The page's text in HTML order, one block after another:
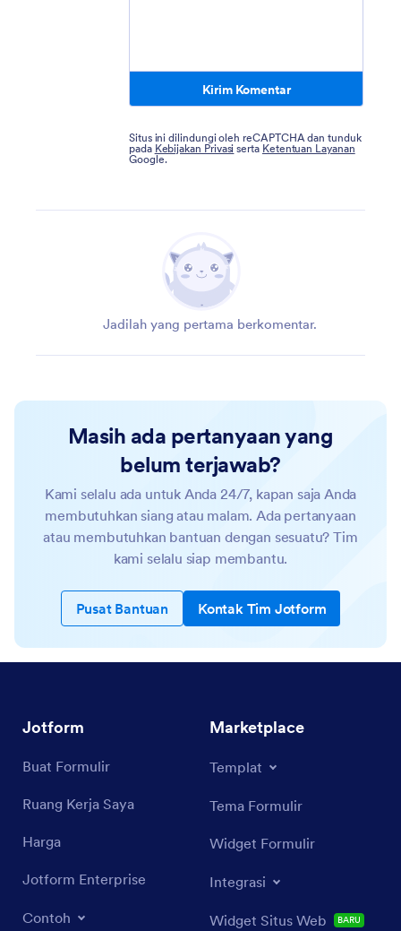
Kirim Komentar
Situs ini dilindungi oleh reCAPTCHA dan tunduk
pada Kebijakan Privasi serta Ketentuan Layanan
Google.
Jadilah yang pertama berkomentar.
Masih ada pertanyaan yang
belum terjawab?
Kami selalu ada untuk Anda 24/7, kapan saja Anda
membutuhkan siang atau malam. Ada pertanyaan
atau membutuhkan bantuan dengan sesuatu? Tim
kami selalu siap membantu.
Pusat Bantuan Kontak Tim Jotform
Jotform
Buat Formulir
Ruang Kerja Saya
Harga
Jotform Enterprise
Contoh
Marketplace
Templat
Tema Formulir
Widget Formulir
Integrasi
Widget Situs Web BARU